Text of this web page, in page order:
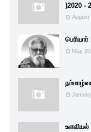
)2020 -
August
May